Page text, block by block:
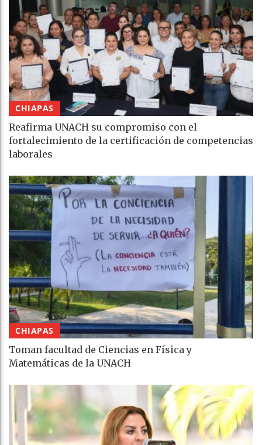
CHIAPAS
Reafirma UNACH su compromiso con el
fortalecimiento de la certificación de competencias
laborales
CHIAPAS
Toman facultad de Ciencias en Física y
Matemáticas de la UNACH